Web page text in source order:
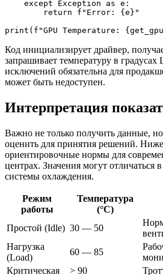
    except Exception as e:
        return f"Error: {e}"
print(f"GPU Temperature:
Код инициализирует драйвер,
запрашивает температуру в градусах
исключений обязательна для
может быть недоступен.
Интерпретация
Важно не только получить данные,
оценить для принятия решений.
ориентировочные нормы для
центрах. Значения могут отличаться
системы охлаждения.
Режим
работы
Температура
(°C)
Простой (Idle) 30 — 50
Нагрузка
(Load)
60 — 85
Критическая
> 90